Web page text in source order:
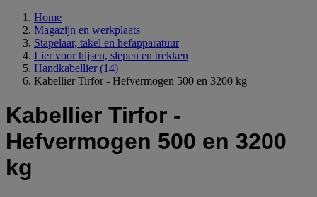
Home
Magazijn en werkplaats
Stapelaar, takel en hefapparatuur
Lier voor hijsen, slepen en trekken
Handkabellier (14)
Kabellier Tirfor - Hefvermogen 500 en 3200 kg
Kabellier Tirfor -
Hefvermogen 500 en 3200
kg